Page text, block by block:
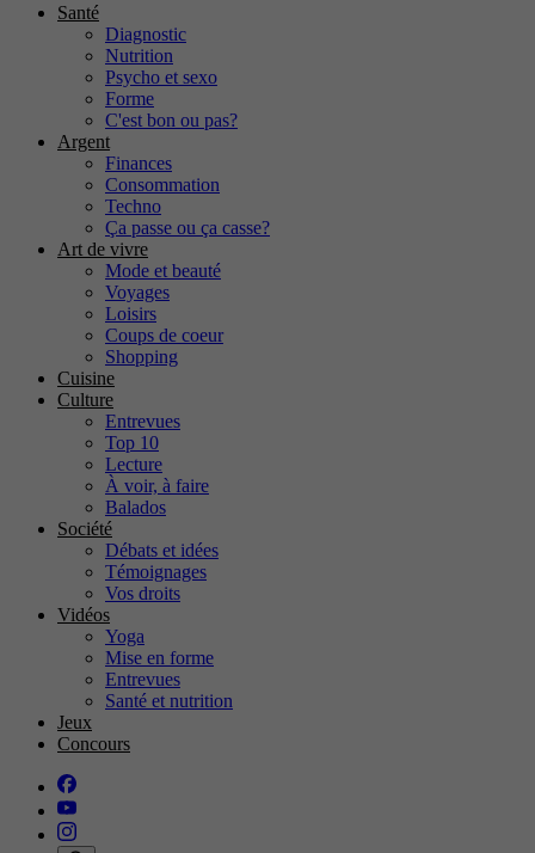
Santé
Diagnostic
Nutrition
Psycho et sexo
Forme
C'est bon ou pas?
Argent
Finances
Consommation
Techno
Ça passe ou ça casse?
Art de vivre
Mode et beauté
Voyages
Loisirs
Coups de coeur
Shopping
Cuisine
Culture
Entrevues
Top 10
Lecture
À voir, à faire
Balados
Société
Débats et idées
Témoignages
Vos droits
Vidéos
Yoga
Mise en forme
Entrevues
Santé et nutrition
Jeux
Concours